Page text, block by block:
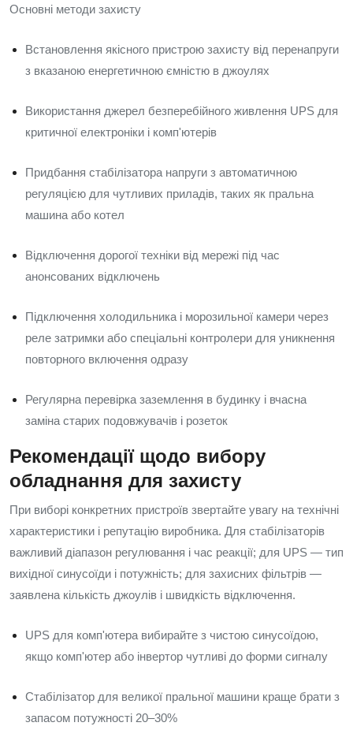
Основні методи захисту
Встановлення якісного пристрою захисту від перенапруги
з вказаною енергетичною ємністю в джоулях
Використання джерел безперебійного живлення UPS для
критичної електроніки і комп'ютерів
Придбання стабілізатора напруги з автоматичною
регуляцією для чутливих приладів, таких як пральна
машина або котел
Відключення дорогої техніки від мережі під час
анонсованих відключень
Підключення холодильника і морозильної камери через
реле затримки або спеціальні контролери для уникнення
повторного включення одразу
Регулярна перевірка заземлення в будинку і вчасна
заміна старих подовжувачів і розеток
Рекомендації щодо вибору
обладнання для захисту
При виборі конкретних пристроїв звертайте увагу на технічні
характеристики і репутацію виробника. Для стабілізаторів
важливий діапазон регулювання і час реакції; для UPS — тип
вихідної синусоїди і потужність; для захисних фільтрів —
заявлена кількість джоулів і швидкість відключення.
UPS для комп'ютера вибирайте з чистою синусоїдою,
якщо комп'ютер або інвертор чутливі до форми сигналу
Стабілізатор для великої пральної машини краще брати з
запасом потужності 20–30%